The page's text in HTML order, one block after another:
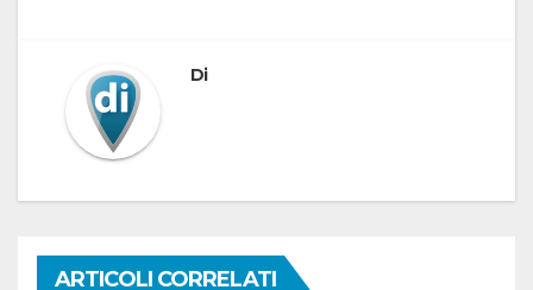
Di
ARTICOLI CORRELATI